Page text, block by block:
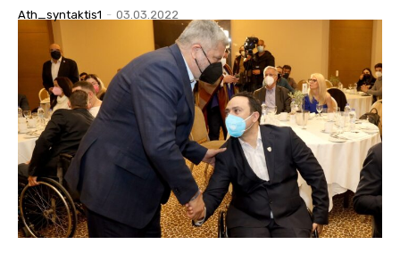
Ath_syntaktis1 - 03.03.2022